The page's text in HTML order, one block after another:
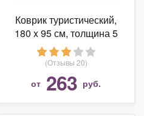
Коврик туристический,
180 x 95 см, толщина 5
мм, цвет голубой
(Отзывы 20)
от 263 руб.